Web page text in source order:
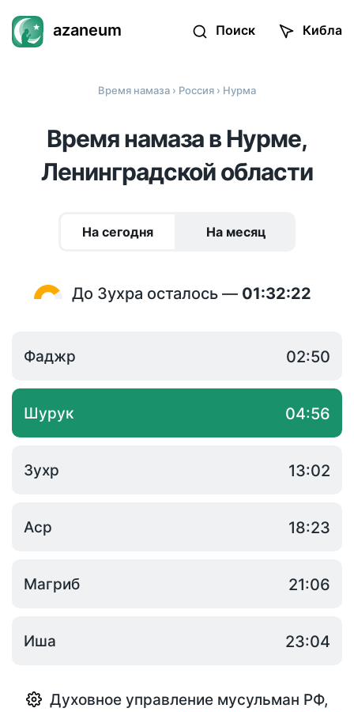
azaneum Поиск Кибла
Время намаза › Россия › Нурма
Время намаза в Нурме,
Ленинградской области
На сегодня На месяц
До Зухра осталось — 01:32:22
Фаджр 02:50
Шурук 04:56
Зухр 13:02
Аср 18:23
Магриб 21:06
Иша 23:04
Духовное управление мусульман РФ,